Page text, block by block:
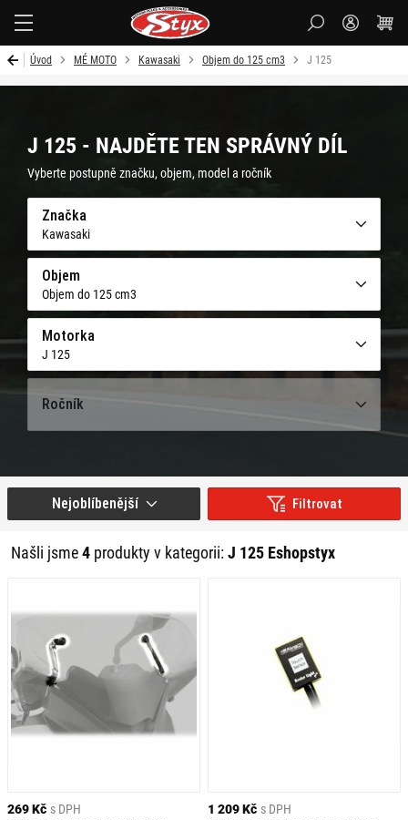
Úvod MÉ MOTO Kawasaki Objem do 125 cm3 J 125
J 125 - NAJDĚTE TEN SPRÁVNÝ DÍL
Vyberte postupně značku, objem, model a ročník
Značka
Kawasaki
Objem
Objem do 125 cm3
Motorka
J 125
Ročník
Filtrovat
Našli jsme4 produkty v kategorii:J 125 Eshopstyx
Nejoblíbenější
269 Kč s DPH
1 209 Kč s DPH